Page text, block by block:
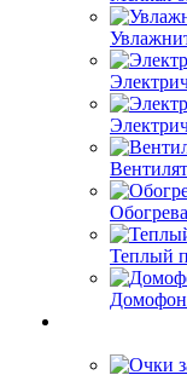
Теплый